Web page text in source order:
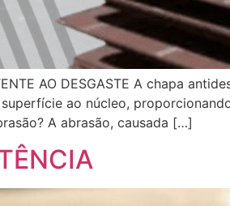
AO DESGASTE A chapa
ao núcleo,
A abrasão, causada […]